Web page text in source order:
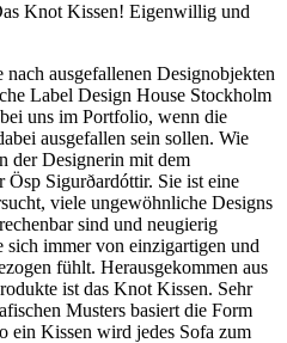
Knot Kissen! Eigenwillig und
ausgefallenen Designobjekten
Label Design House Stockholm
uns im Portfolio, wenn die
ausgefallen sein sollen. Wie
der Designerin mit dem
Sigurðardóttir. Sie ist eine
viele ungewöhnliche Designs
sind und neugierig
sich immer von einzigartigen und
fühlt. Herausgekommen aus
ist das Knot Kissen. Sehr
Musters basiert die Form
ein Kissen wird jedes Sofa zum